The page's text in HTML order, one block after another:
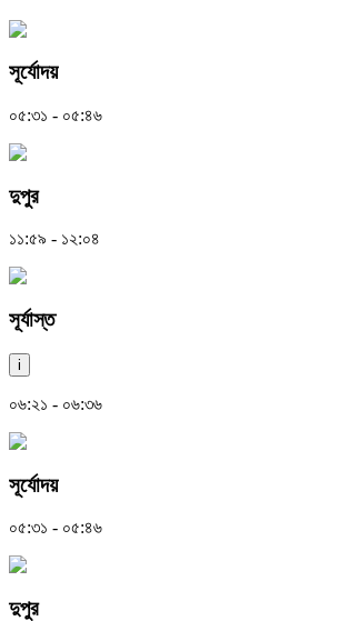
সূর্যোদয়
০৫:৩১ - ০৫:৪৬
দুপুর
১১:৫৯ - ১২:০৪
সূর্যাস্ত
i
০৬:২১ - ০৬:৩৬
সূর্যোদয়
০৫:৩১ - ০৫:৪৬
দুপুর